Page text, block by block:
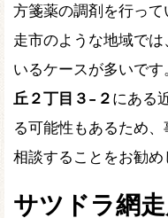
方箋薬の調剤を行っ
走市のような地域で
いるケースが多いです
丘２丁目３−２ にある
る可能性もあるため
相談することをお勧め
サツドラ網